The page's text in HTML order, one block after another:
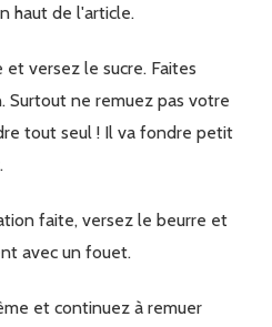
haut de l'article.
Surtout ne remuez pas votre
tout seul ! Il va fondre petit
avec un fouet.